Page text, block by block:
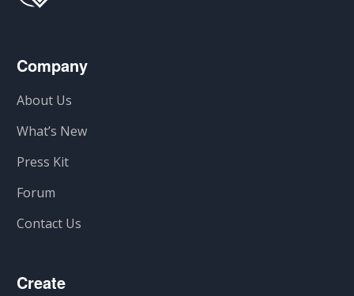
Company
About Us
What’s New
Press Kit
Forum
Contact Us
Create